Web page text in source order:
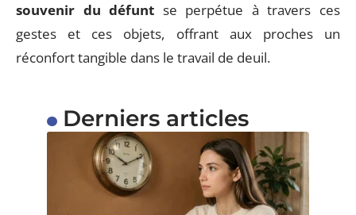
souvenir du défunt se perpétue à travers ces
gestes et ces objets, offrant aux proches un
réconfort tangible dans le travail de deuil.
Derniers articles